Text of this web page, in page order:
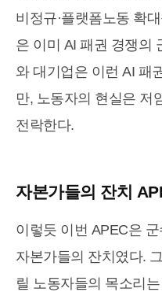
비정규·플랫폼노동 확
은 이미 AI 패권 경쟁의
와 대기업은 이런 AI 패
만, 노동자의 현실은 저
전락한다.
자본가들의 잔치
이렇듯 이번 APEC은
자본가들의 잔치였다.
릴 노동자들의 목소리